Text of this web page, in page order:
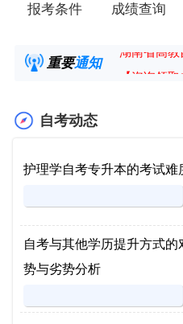
报考条件 成绩查询
重要通知
2025年4月
【咨询领
自考动态
护理学自考专升本的考试难
自考与其他学历提升方式的
势与劣势分析